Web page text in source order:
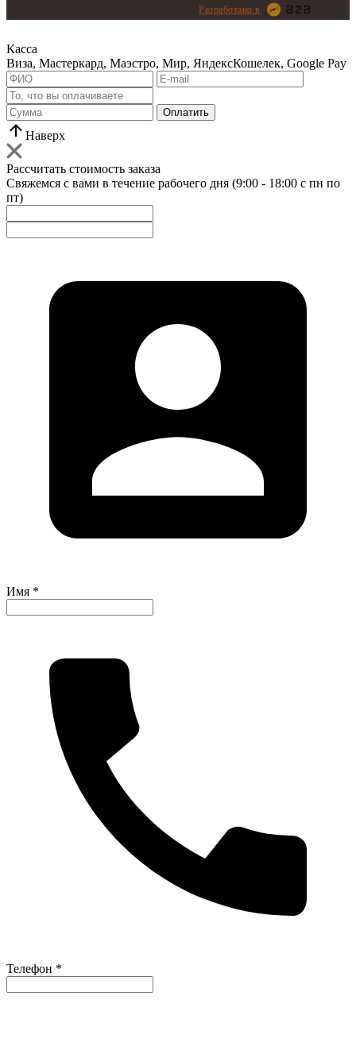
Разработано в
Касса
Виза, Мастеркард, Маэстро, Мир, ЯндексКошелек, Google Pay
Оплатить
Наверх
Рассчитать стоимость заказа
Свяжемся с вами в течение рабочего дня (9:00 - 18:00 с пн по
пт)
Имя *
Телефон *